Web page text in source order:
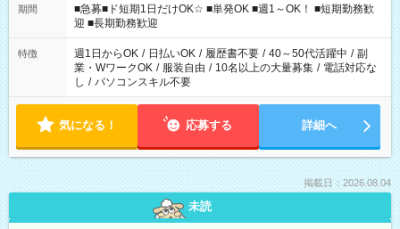
時/9-17時/9-18時/10-18時/11-21時/18-22時/20-翌4時/21-翌5
時/22-翌6時/0-翌8時 ご自身のご都合で選んで頂ける完全自由シ
フト！
期間
■急募■ド短期1日だけOK☆ ■単発OK ■週1～OK！ ■短期勤務歓
迎 ■長期勤務歓迎
特徴 週1日からOK / 日払いOK / 履歴書不要 / 40～50代活躍中 / 副
業・WワークOK / 服装自由 / 10名以上の大量募集 / 電話対応な
し / パソコンスキル不要
気になる！ 応募する 詳細へ
掲載日：2026.08.04
未読